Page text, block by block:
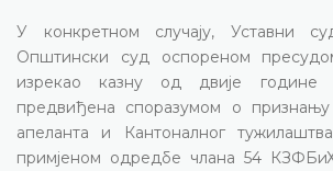
У конкретном случају, Уставни
Општински суд оспореном
изрекао казну од двије године
предвиђена споразумом о
апеланта и Кантоналног
примјеном одредбе члана 54